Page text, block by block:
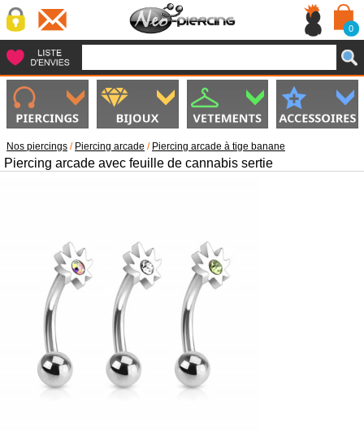
0
Nos piercings / Piercing arcade / Piercing arcade à tige banane
Piercing arcade avec feuille de cannabis sertie